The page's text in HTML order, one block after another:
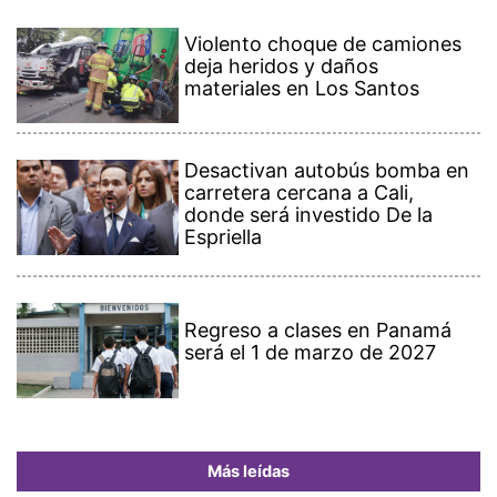
Violento choque de camiones
deja heridos y daños
materiales en Los Santos
Desactivan autobús bomba en
carretera cercana a Cali,
donde será investido De la
Espriella
Regreso a clases en Panamá
será el 1 de marzo de 2027
Más leídas